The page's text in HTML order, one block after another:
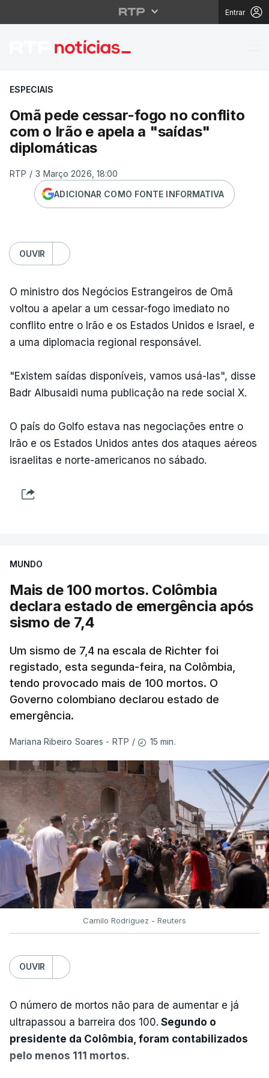
Entrar
Omã pede cessar-
ESPECIAIS
Omã pede cessar-fogo no conflito
com o Irão e apela a "saídas"
diplomáticas
RTP / 3 Março 2026, 18:00
ADICIONAR COMO FONTE INFORMATIVA
OUVIR
O ministro dos Negócios Estrangeiros de Omã
voltou a apelar a um cessar-fogo imediato no
conflito entre o Irão e os Estados Unidos e Israel, e
a uma diplomacia regional responsável.
"Existem saídas disponíveis, vamos usá-las", disse
Badr Albusaidi numa publicação na rede social X.
O país do Golfo estava nas negociações entre o
Irão e os Estados Unidos antes dos ataques aéreos
israelitas e norte-americanos no sábado.
MUNDO
Mais de 100 mortos. Colômbia
declara estado de emergência após
sismo de 7,4
Um sismo de 7,4 na escala de Richter foi
registado, esta segunda-feira, na Colômbia,
tendo provocado mais de 100 mortos. O
Governo colombiano declarou estado de
emergência.
Mariana Ribeiro Soares - RTP / 15 min.
Camilo Rodriguez - Reuters
OUVIR
O número de mortos não para de aumentar e já
ultrapassou a barreira dos 100. Segundo o
presidente da Colômbia, foram contabilizados
pelo menos 111 mortos.